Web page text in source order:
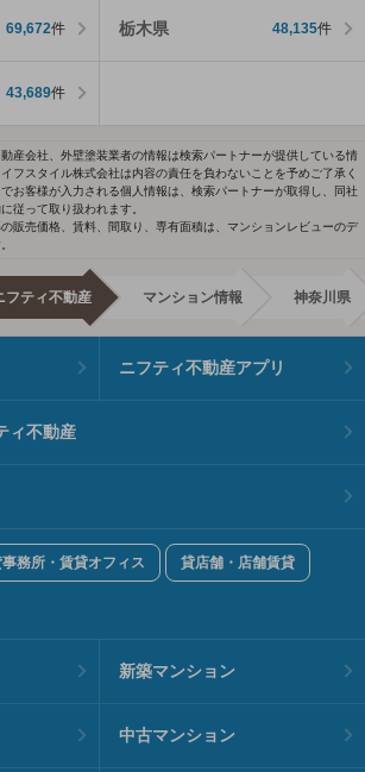
69,672件 栃木県 48,135件
43,689件
産会社、外壁塗装業者の情報は検索パートナーが提供している情
フスタイル株式会社は内容の責任を負わないことを予めご了承く
お客様が入力される個人情報は、検索パートナーが取得し、同社
従って取り扱われます。
販売価格、賃料、間取り、専有面積は、マンションレビューのデ
フティ不動産 マンション情報 神奈川県
ニフティ不動産アプリ
ィ不動産
務所・賃貸オフィス 貸店舗・店舗賃貸
新築マンション
中古マンション